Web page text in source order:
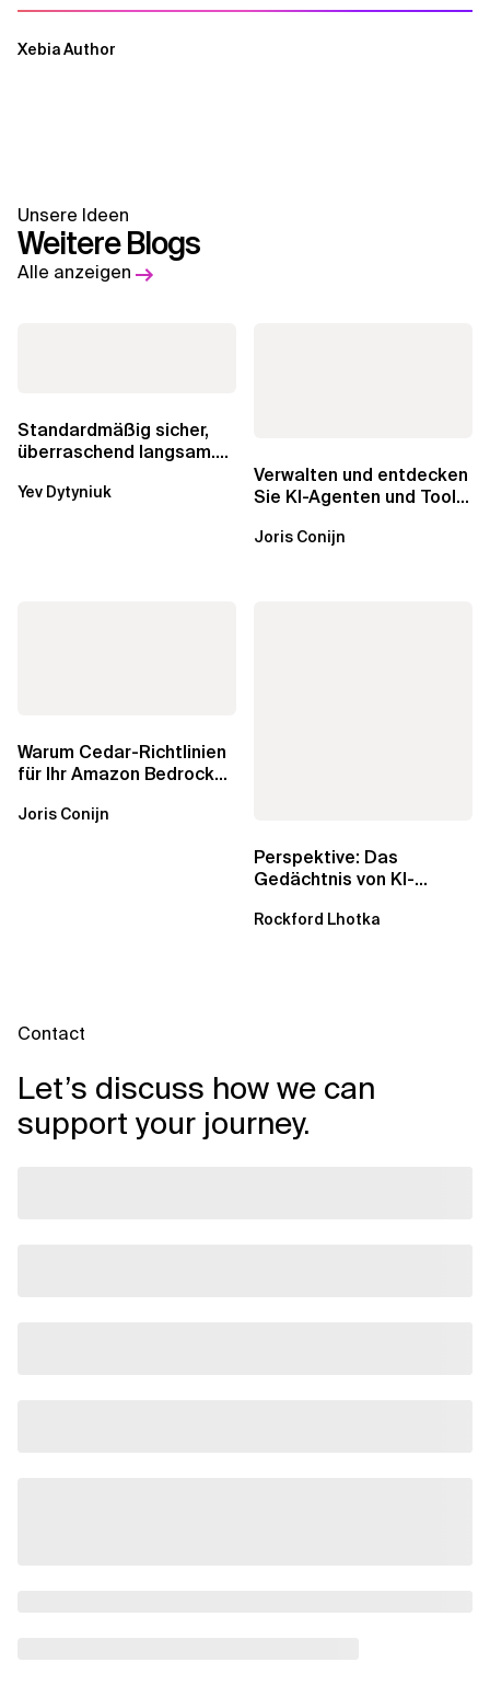
Xebia Author
Unsere Ideen
Weitere Blogs
Alle anzeigen
Standardmäßig sicher,
überraschend langsam.
über die RDS...
Yev Dytyniuk
Verwalten und entdecken
Sie KI-Agenten und Tools
AgentCore...
Joris Conijn
Warum Cedar-Richtlinien
für Ihr Amazon Bedrock
wichtig sind
Joris Conijn
Perspektive: Das
Gedächtnis von KI-
dem...
Rockford Lhotka
Contact
Let’s discuss how we can
support your journey.